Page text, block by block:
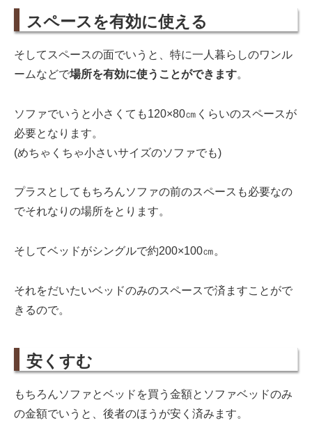
スペースを有効に使える
そしてスペースの面でいうと、特に一人暮らしのワンル
ームなどで場所を有効に使うことができます。
ソファでいうと小さくても120×80㎝くらいのスペースが
必要となります。
(めちゃくちゃ小さいサイズのソファでも)
プラスとしてもちろんソファの前のスペースも必要なの
でそれなりの場所をとります。
そしてベッドがシングルで約200×100㎝。
それをだいたいベッドのみのスペースで済ますことがで
きるので。
安くすむ
もちろんソファとベッドを買う金額とソファベッドのみ
の金額でいうと、後者のほうが安く済みます。